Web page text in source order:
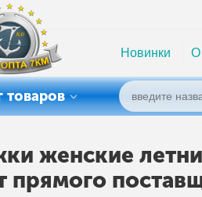
Новинки О
товаров
женские
прямого